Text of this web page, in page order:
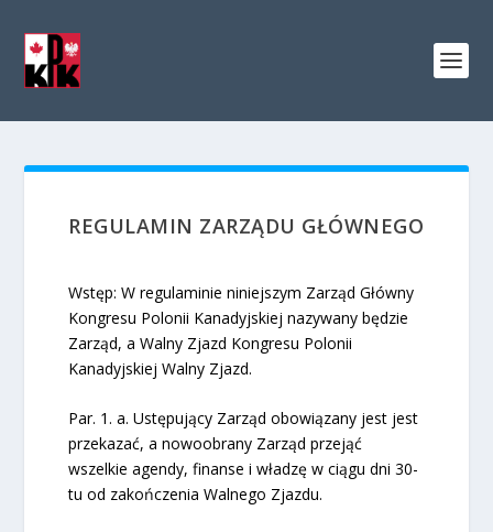
REGULAMIN ZARZĄDU GŁÓWNEGO
Wstęp: W regulaminie niniejszym Zarząd Główny
Kongresu Polonii Kanadyjskiej nazywany będzie
Zarząd, a Walny Zjazd Kongresu Polonii
Kanadyjskiej Walny Zjazd.
Par. 1. a. Ustępujący Zarząd obowiązany jest jest
przekazać, a nowoobrany Zarząd przejąć
wszelkie agendy, finanse i władzę w ciągu dni 30-
tu od zakończenia Walnego Zjazdu.